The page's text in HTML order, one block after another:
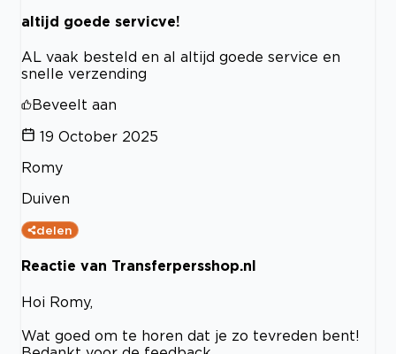
altijd goede servicve!
AL vaak besteld en al altijd goede service en
snelle verzending
Beveelt aan
19 October 2025
Romy
Duiven
delen
Reactie van Transferpersshop.nl
Hoi Romy,
Wat goed om te horen dat je zo tevreden bent!